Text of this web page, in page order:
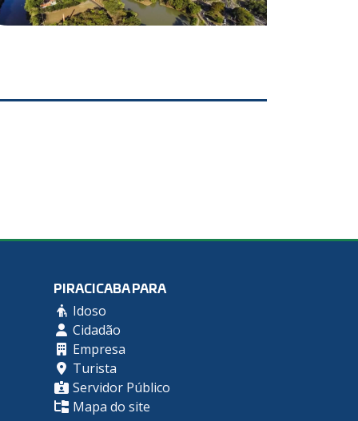
PIRACICABA PARA
Idoso
Cidadão
Empresa
Turista
Servidor Público
Mapa do site